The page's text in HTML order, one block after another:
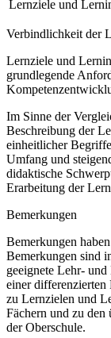
Lernziele und
Verbindlichkeit der
Lernziele und
grundlegende
Im Sinne der
Beschreibung der
einheitlicher
Umfang und
didaktische
Erarbeitung der
Bemerkungen
Bemerkungen
Bemerkungen sind
geeignete Lehr-
einer differenzierten
zu Lernzielen und
Fächern und zu
der Oberschule.